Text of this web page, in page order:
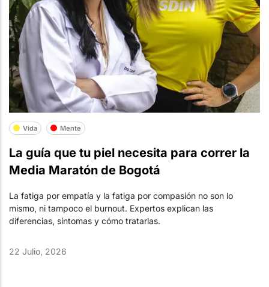
Vida Mente
La guía que tu piel necesita para correr la
Media Maratón de Bogotá
La fatiga por empatía y la fatiga por compasión no son lo
mismo, ni tampoco el burnout. Expertos explican las
diferencias, síntomas y cómo tratarlas.
22 Julio, 2026